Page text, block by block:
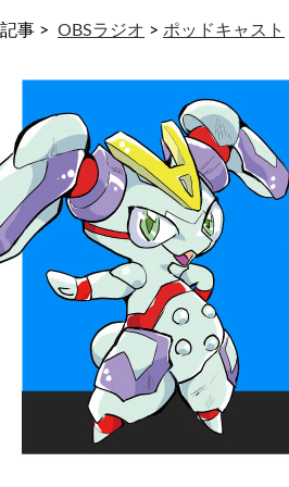
記事 > OBSラジオ > ポッドキャスト